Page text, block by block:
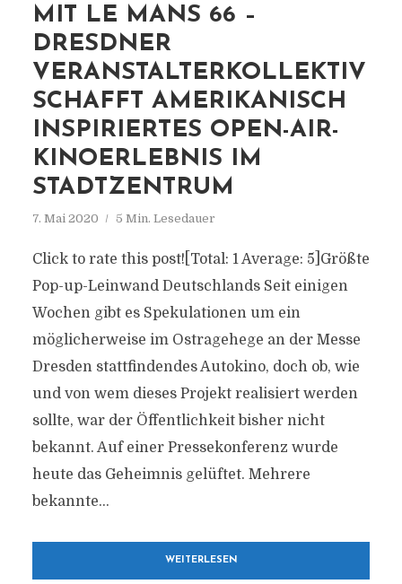
MIT LE MANS 66 –
DRESDNER
VERANSTALTERKOLLEKTIV
SCHAFFT AMERIKANISCH
INSPIRIERTES OPEN-AIR-
KINOERLEBNIS IM
STADTZENTRUM
7. Mai 2020 5 Min. Lesedauer
Click to rate this post![Total: 1 Average: 5]Größte
Pop-up-Leinwand Deutschlands Seit einigen
Wochen gibt es Spekulationen um ein
möglicherweise im Ostragehege an der Messe
Dresden stattfindendes Autokino, doch ob, wie
und von wem dieses Projekt realisiert werden
sollte, war der Öffentlichkeit bisher nicht
bekannt. Auf einer Pressekonferenz wurde
heute das Geheimnis gelüftet. Mehrere
bekannte...
WEITERLESEN